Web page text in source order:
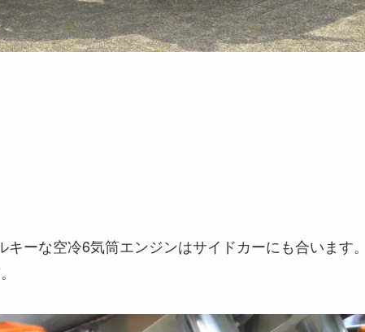
ーな空冷6気筒エンジンはサイドカーにも合います